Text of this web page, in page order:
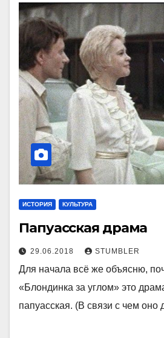
ИСТОРИЯ КУЛЬТУРА
Папуасская драма
29.06.2018 STUMBLER
Для начала всё же объясню,
«Блондинка за углом» это
папуасская. (В связи с чем оно